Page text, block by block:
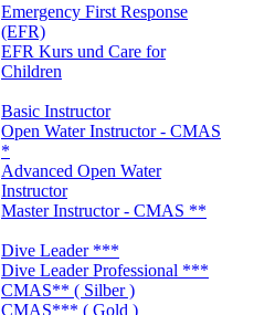
Emergency First Response
(EFR)
EFR Kurs und Care for
Children
Basic Instructor
Open Water Instructor - CMAS
*
Advanced Open Water
Instructor
Master Instructor - CMAS **
Dive Leader ***
Dive Leader Professional ***
CMAS** ( Silber )
CMAS*** ( Gold )